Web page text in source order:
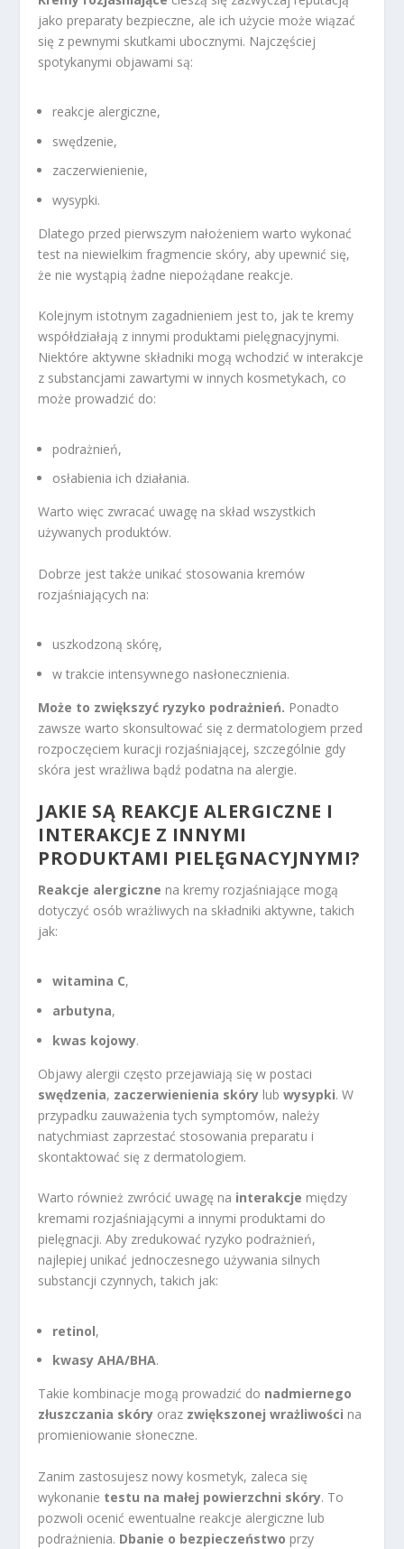
jako preparaty bezpieczne, ale ich użycie może wiązać
się z pewnymi skutkami ubocznymi. Najczęściej
spotykanymi objawami są:
reakcje alergiczne,
swędzenie,
zaczerwienienie,
wysypki.
Dlatego przed pierwszym nałożeniem warto wykonać
test na niewielkim fragmencie skóry, aby upewnić się,
że nie wystąpią żadne niepożądane reakcje.
Kolejnym istotnym zagadnieniem jest to, jak te kremy
współdziałają z innymi produktami pielęgnacyjnymi.
Niektóre aktywne składniki mogą wchodzić w interakcje
z substancjami zawartymi w innych kosmetykach, co
może prowadzić do:
podrażnień,
osłabienia ich działania.
Warto więc zwracać uwagę na skład wszystkich
używanych produktów.
Dobrze jest także unikać stosowania kremów
rozjaśniających na:
uszkodzoną skórę,
w trakcie intensywnego nasłonecznienia.
Może to zwiększyć ryzyko podrażnień. Ponadto
zawsze warto skonsultować się z dermatologiem przed
rozpoczęciem kuracji rozjaśniającej, szczególnie gdy
skóra jest wrażliwa bądź podatna na alergie.
JAKIE SĄ REAKCJE ALERGICZNE I
INTERAKCJE Z INNYMI
PRODUKTAMI PIELĘGNACYJNYMI?
Reakcje alergiczne na kremy rozjaśniające mogą
dotyczyć osób wrażliwych na składniki aktywne, takich
jak:
witamina C,
arbutyna,
kwas kojowy.
Objawy alergii często przejawiają się w postaci
swędzenia, zaczerwienienia skóry lubwysypki. W
przypadku zauważenia tych symptomów, należy
natychmiast zaprzestać stosowania preparatu i
skontaktować się z dermatologiem.
Warto również zwrócić uwagę na interakcje między
kremami rozjaśniającymi a innymi produktami do
pielęgnacji. Aby zredukować ryzyko podrażnień,
najlepiej unikać jednoczesnego używania silnych
substancji czynnych, takich jak:
retinol,
kwasy AHA/BHA.
Takie kombinacje mogą prowadzić do nadmiernego
złuszczania skóry oraz zwiększonej wrażliwości na
promieniowanie słoneczne.
Zanim zastosujesz nowy kosmetyk, zaleca się
wykonanie testu na małej powierzchni skóry. To
pozwoli ocenić ewentualne reakcje alergiczne lub
podrażnienia. Dbanie o bezpieczeństwo przy